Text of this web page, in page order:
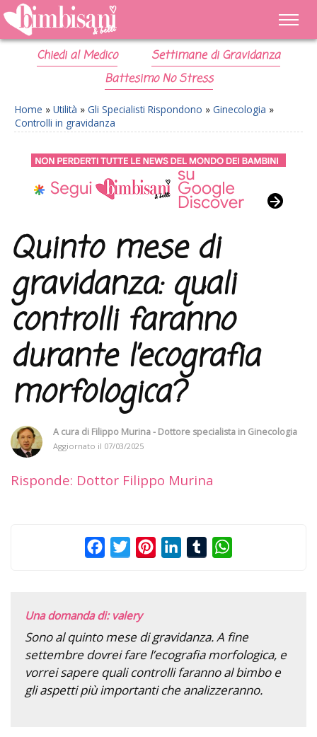
Chiedi al Medico
Settimane di Gravidanza
Battesimo No Stress
Home » Utilità » Gli Specialisti Rispondono » Ginecologia »
Controlli in gravidanza
Quinto mese di
gravidanza: quali
controlli faranno
durante l’ecografia
morfologica?
A cura di Filippo Murina - Dottore specialista in Ginecologia
Aggiornato il 07/03/2025
Risponde: Dottor Filippo Murina
FacebookTwitterPinterestLinkedInTumblr
Una domanda di: valery
Sono al quinto mese di gravidanza. A fine
settembre dovrei fare l’ecografia morfologica, e
vorrei sapere quali controlli faranno al bimbo e
gli aspetti più importanti che analizzeranno.